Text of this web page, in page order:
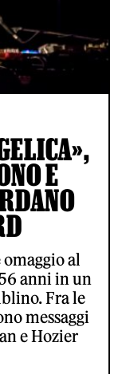
E
al
anni in un
Fra le
messaggi
e Hozier